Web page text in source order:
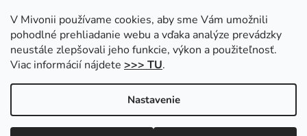
V Mivonii používame cookies, aby sme Vám umožnili
pohodlné prehliadanie webu a vďaka analýze prevádzky
neustále zlepšovali jeho funkcie, výkon a použiteľnosť.
Viac informácií nájdete >>> TU.
Nastavenie